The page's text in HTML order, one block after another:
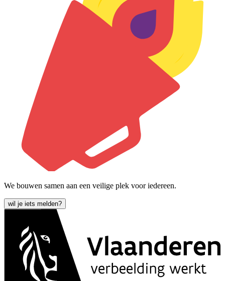
We bouwen samen aan een veilige plek voor iedereen.
wil je iets melden?